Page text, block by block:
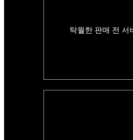
탁월한 판매 전 서